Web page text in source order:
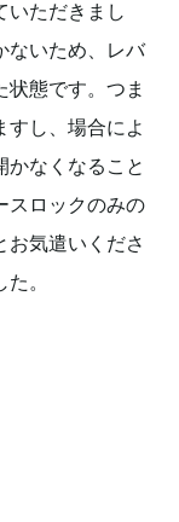
いただきまし
ないため、レバ
状態です。つま
すし、場合によ
かなくなること
スロックのみの
お気遣いくださ
。